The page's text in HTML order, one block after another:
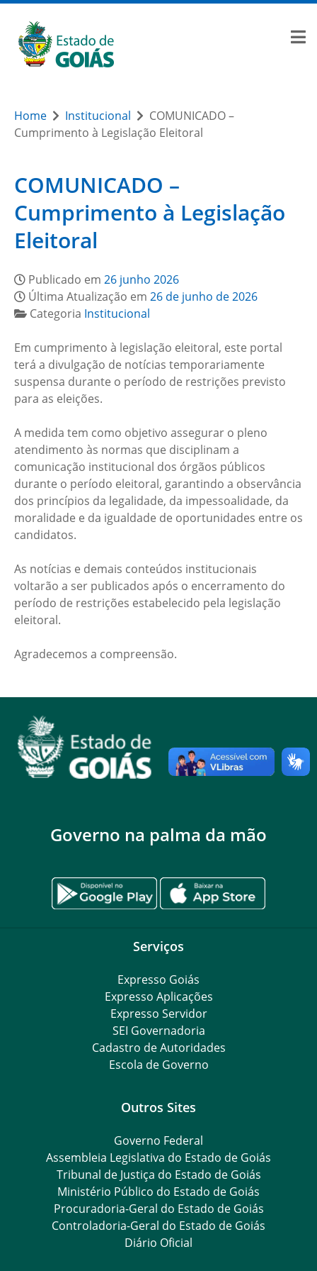
Home Institucional
COMUNICADO –
Cumprimento à Legislação Eleitoral
COMUNICADO –
Cumprimento à Legislação
Eleitoral
Publicado em 26 junho 2026
Última Atualização em 26 de junho de 2026
Categoria Institucional
Em cumprimento à legislação eleitoral, este portal
terá a divulgação de notícias temporariamente
suspensa durante o período de restrições previsto
para as eleições.
A medida tem como objetivo assegurar o pleno
atendimento às normas que disciplinam a
comunicação institucional dos órgãos públicos
durante o período eleitoral, garantindo a observância
dos princípios da legalidade, da impessoalidade, da
moralidade e da igualdade de oportunidades entre os
candidatos.
As notícias e demais conteúdos institucionais
voltarão a ser publicados após o encerramento do
período de restrições estabelecido pela legislação
eleitoral.
Agradecemos a compreensão.
Governo na palma da mão
Serviços
Expresso Goiás
Expresso Aplicações
Expresso Servidor
SEI Governadoria
Cadastro de Autoridades
Escola de Governo
Outros Sites
Governo Federal
Assembleia Legislativa do Estado de Goiás
Tribunal de Justiça do Estado de Goiás
Ministério Público do Estado de Goiás
Procuradoria-Geral do Estado de Goiás
Controladoria-Geral do Estado de Goiás
Diário Oficial